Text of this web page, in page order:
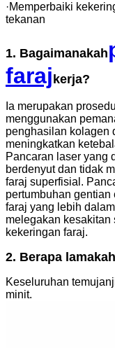
·Memperbaiki
tekanan
1. Bagaimanakah
faraj kerja?
Ia merupakan
menggunakan
penghasilan kolagen
meningkatkan
Pancaran laser yang
berdenyut dan tidak
faraj superfisial.
pertumbuhan
faraj yang lebih
melegakan
kekeringan faraj.
2. Berapa
Keseluruhan
minit.